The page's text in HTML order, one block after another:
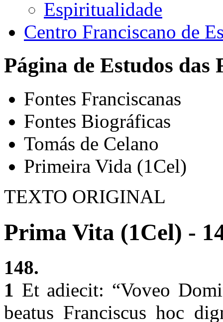
Espiritualidade
Centro Franciscano de
Página de Estudos das
Fontes Franciscanas
Fontes Biográficas
Tomás de Celano
Primeira Vida (1Cel)
TEXTO ORIGINAL
Prima Vita (1Cel) -
148.
1 Et adiecit: “Voveo
beatus Franciscus hoc